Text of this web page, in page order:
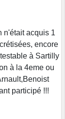
n'était acquis 1
encore
à Sartilly
à la 4eme ou
participé !!!